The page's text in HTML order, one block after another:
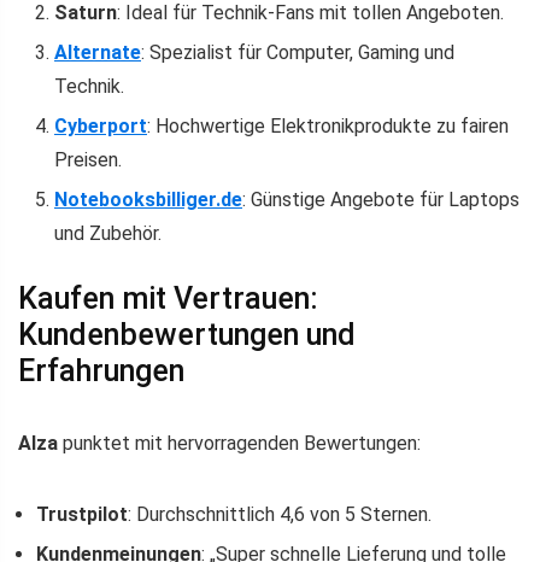
Saturn: Ideal für Technik-Fans mit tollen Angeboten.
Alternate: Spezialist für Computer, Gaming und
Technik.
Cyberport: Hochwertige Elektronikprodukte zu fairen
Preisen.
Notebooksbilliger.de: Günstige Angebote für Laptops
und Zubehör.
Kaufen mit Vertrauen:
Kundenbewertungen und
Erfahrungen
Alza punktet mit hervorragenden Bewertungen:
Trustpilot: Durchschnittlich 4,6 von 5 Sternen.
Kundenmeinungen: „Super schnelle Lieferung und tolle